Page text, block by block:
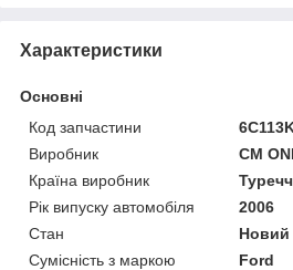
Характеристики
Основні
Код запчастини
Виробник
CM
Країна виробник
Рік випуску автомобіля
2006
Стан
Новий
Сумісність з маркою
Ford